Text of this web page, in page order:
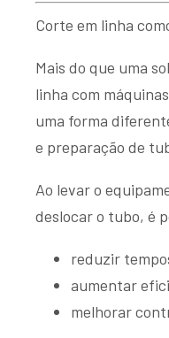
Corte em linha
Mais do que uma
linha com
uma forma
e preparação de
Ao levar o
deslocar o tubo, é
reduzir
aumentar
melhorar